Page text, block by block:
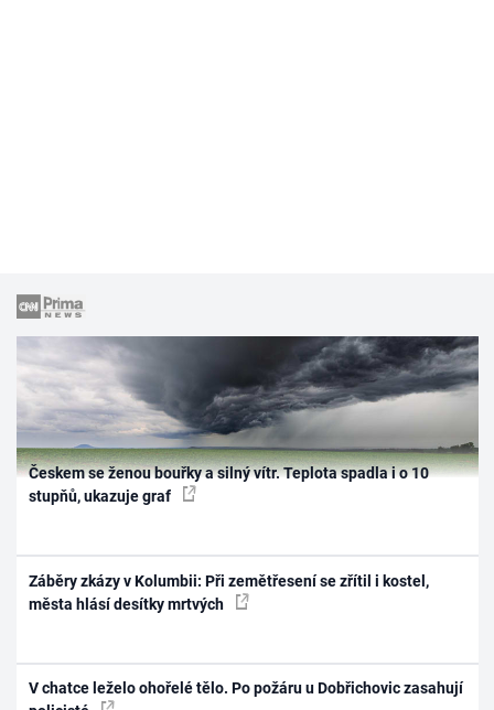
Českem se ženou bouřky a silný vítr. Teplota spadla i o 10
stupňů, ukazuje graf
Záběry zkázy v Kolumbii: Při zemětřesení se zřítil i kostel,
města hlásí desítky mrtvých
V chatce leželo ohořelé tělo. Po požáru u Dobřichovic zasahují